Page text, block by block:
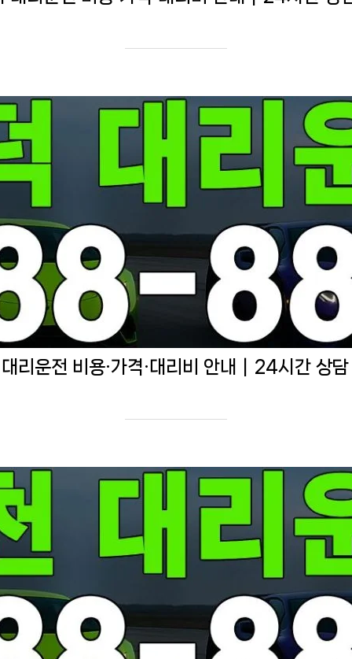
리운전 비용·가격·대리비 안내｜24시간 상